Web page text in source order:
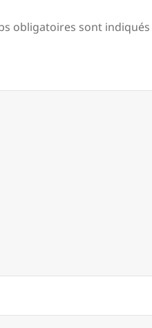
obligatoires sont indiqués